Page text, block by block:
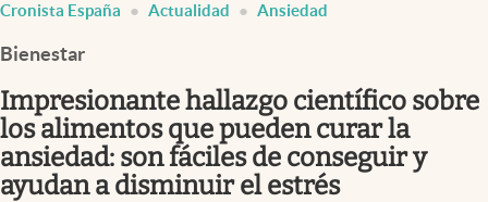
España
Cronista España Actualidad Ansiedad
Bienestar
Impresionante hallazgo científico sobre
los alimentos que pueden curar la
ansiedad: son fáciles de conseguir y
ayudan a disminuir el estrés